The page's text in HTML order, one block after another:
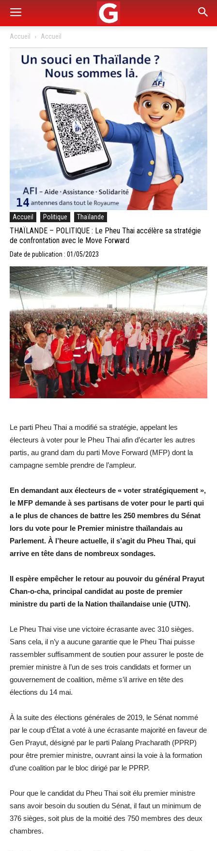
Accueil Accueil
Accueil Politique Thaïlande
THAÏLANDE – POLITIQUE : Le Pheu Thai accélère sa stratégie
de confrontation avec le Move Forward
Date de publication : 01/05/2023
Le parti Pheu Thai a modifié sa stratégie, appelant les
électeurs à voter pour le Pheu Thai afin d’écarter les autres
partis, au grand dam du parti Move Forward (MFP) dont la
campagne semble prendre de l’ampleur.
En demandant aux électeurs de « voter stratégiquement »,
le MFP demande à ses partisans de voter pour le parti qui
a le plus de chances de battre les 250 membres du Sénat
lors du vote pour le Premier ministre thaïlandais au
Parlement. À l’heure actuelle, il s’agit du Pheu Thai, qui
arrive en tête dans de nombreux sondages.
Il espère empêcher le retour au pouvoir du général Prayut
Chan-o-cha, principal candidat au poste de premier
ministre du parti de la Nation thaïlandaise unie (UTN).
Le Pheu Thai vise une victoire écrasante avec 310 sièges.
Sans cela, il n’y a aucune garantie que le Pheu Thai puisse
rassembler suffisamment de soutien pour assurer le poste de
premier ministre à l’un de ses trois candidats et former un
gouvernement de coalition, même s’il arrive en tête des
élections du 14 mai.
À la suite des élections générales de 2019, le Sénat nommé
par le coup d’État a voté à une écrasante majorité en faveur de
Gen Prayut, désigné par le parti Palang Pracharath (PPRP)
pour être premier ministre, ouvrant ainsi la voie à la formation
d’une coalition par le bloc dirigé par le PPRP.
Pour que le candidat du Pheu Thai soit élu premier ministre
sans avoir besoin du soutien du Sénat, il faut un minimum de
376 sièges, soit plus de la moitié des 750 membres des deux
chambres.